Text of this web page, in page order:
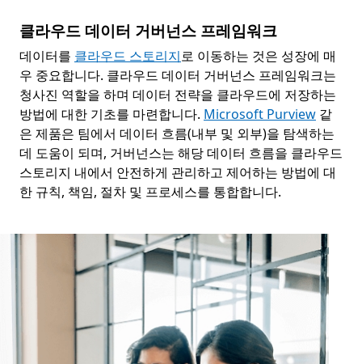
클라우드 데이터 거버넌스 프레임워크
데이터를 클라우드 스토리지로 이동하는 것은 성장에 매
우 중요합니다. 클라우드 데이터 거버넌스 프레임워크는
청사진 역할을 하며 데이터 전략을 클라우드에 저장하는
방법에 대한 기초를 마련합니다. Microsoft Purview 같
은 제품은 팀에서 데이터 흐름(내부 및 외부)을 탐색하는
데 도움이 되며, 거버넌스는 해당 데이터 흐름을 클라우드
스토리지 내에서 안전하게 관리하고 제어하는 방법에 대
한 규칙, 책임, 절차 및 프로세스를 통합합니다.